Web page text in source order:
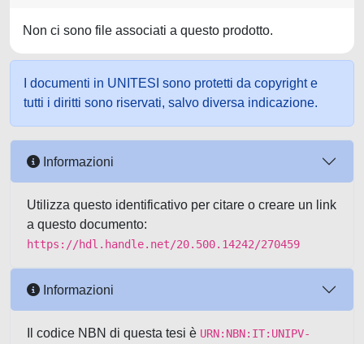
Non ci sono file associati a questo prodotto.
I documenti in UNITESI sono protetti da copyright e
tutti i diritti sono riservati, salvo diversa indicazione.
Informazioni
Utilizza questo identificativo per citare o creare un link
a questo documento:
https://hdl.handle.net/20.500.14242/270459
Informazioni
Il codice NBN di questa tesi è URN:NBN:IT:UNIPV-